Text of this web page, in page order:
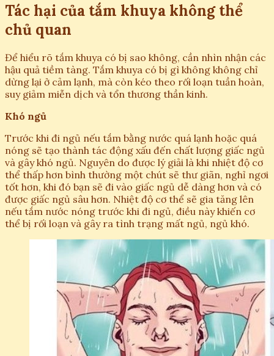
Tác hại của tắm khuya không thể
chủ quan
Để hiểu rõ tắm khuya có bị sao không, cần nhìn nhận các
hậu quả tiềm tàng. Tắm khuya có bị gì không không chỉ
dừng lại ở cảm lạnh, mà còn kéo theo rối loạn tuần hoàn,
suy giảm miễn dịch và tổn thương thần kinh.
Khó ngủ
Trước khi đi ngủ nếu tắm bằng nước quá lạnh hoặc quá
nóng sẽ tạo thành tác động xấu đến chất lượng giấc ngủ
và gây khó ngủ. Nguyên do được lý giải là khi nhiệt độ cơ
thể thấp hơn bình thường một chút sẽ thư giãn, nghỉ ngơi
tốt hơn, khi đó bạn sẽ đi vào giấc ngủ dễ dàng hơn và có
được giấc ngủ sâu hơn. Nhiệt độ cơ thể sẽ gia tăng lên
nếu tắm nước nóng trước khi đi ngủ, điều này khiến cơ
thể bị rối loạn và gây ra tình trạng mất ngủ, ngủ khó.